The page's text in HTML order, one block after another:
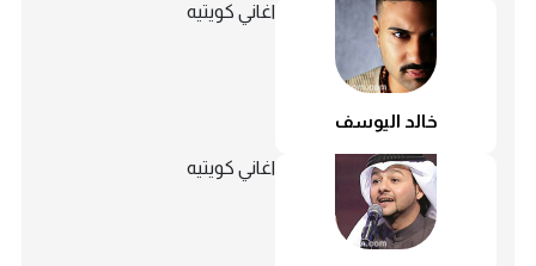
خالد اليوسف
اغاني كويتيه
اغاني كويتيه